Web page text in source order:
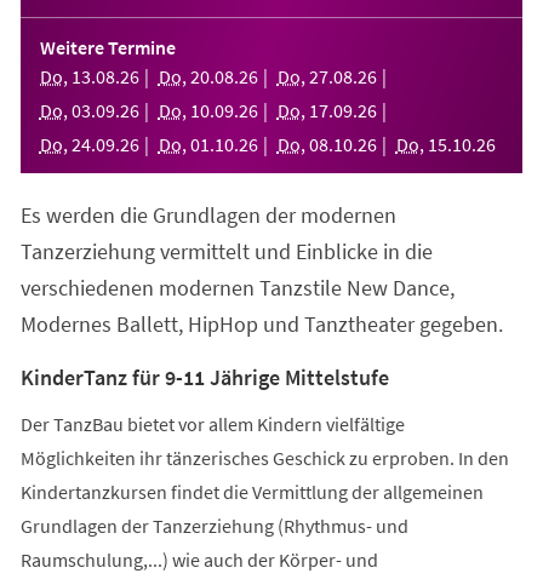
in
einem
neuen
Tab)
Weitere Termine
Do, 13.08.26 Do, 20.08.26 Do, 27.08.26
Do, 03.09.26 Do, 10.09.26 Do, 17.09.26
Do, 24.09.26 Do, 01 .10.26 Do, 08.10.26 Do, 15.10.26
Es werden die Grundlagen der modernen
Tanzerziehung vermittelt und Einblicke in die
verschiedenen modernen Tanzstile New Dance,
Modernes Ballett, HipHop und Tanztheater gegeben.
KinderTanz für 9-11 Jährige Mittelstufe
Der TanzBau bietet vor allem Kindern vielfältige
Möglichkeiten ihr tänzerisches Geschick zu erproben. In den
Kindertanzkursen findet die Vermittlung der allgemeinen
Grundlagen der Tanzerziehung (Rhythmus- und
Raumschulung,...) wie auch der Körper- und